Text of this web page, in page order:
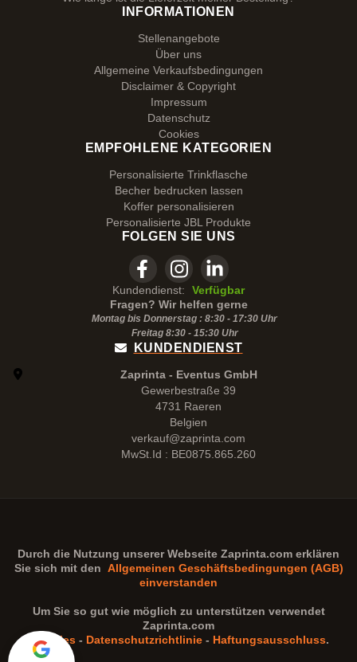
INFORMATIONEN
Stellenangebote
Über uns
Allgemeine Verkaufsbedingungen
Disclaimer & Copyright
Impressum
Datenschutz
Cookies
EMPFOHLENE KATEGORIEN
Personalisierte Trinkflasche
Becher bedrucken lassen
Koffer personalisieren
Personalisierte JBL Produkte
FOLGEN SIE UNS
Kundendienst:
Verfügbar
Fragen? Wir helfen gerne
Montag bis Donnerstag : 8:30 - 17:30 Uhr
Freitag 8:30 - 15:30Uhr
KUNDENDIENST
Zaprinta - Eventus GmbH
Gewerbestraße 39
4731 Raeren
Belgien
verkauf@zaprinta.com
MwSt.Id : BE0875.865.260
Durch die Nutzung unserer Webseite Zaprinta.com erklären
Sie sich mit den Allgemeinen Geschäftsbedingungen (AGB)
einverstanden
Um Sie so gut wie möglich zu unterstützen verwendet
Zaprinta.com
Cookies - Datenschutzrichtlinie - Haftungsausschluss.